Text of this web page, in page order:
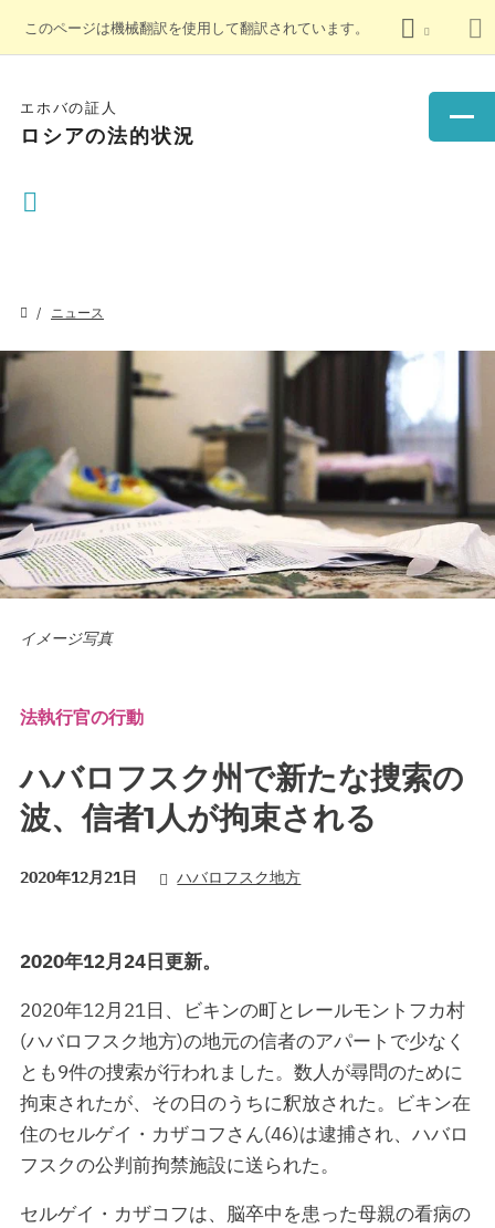
このページは機械翻訳を使用して翻訳されています。
エホバの証人
ロシアの法的状況
ニュース
イメージ写真
法執行官の行動
ハバロフスク州で新たな捜索の
波、信者1人が拘束される
2020年12月21日 ハバロフスク地方
2020年12月24日更新。
2020年12月21日、ビキンの町とレールモントフカ村
(ハバロフスク地方)の地元の信者のアパートで少なく
とも9件の捜索が行われました。数人が尋問のために
拘束されたが、その日のうちに釈放された。ビキン在
住のセルゲイ・カザコフさん(46)は逮捕され、ハバロ
フスクの公判前拘禁施設に送られた。
セルゲイ・カザコフは、脳卒中を患った母親の看病の